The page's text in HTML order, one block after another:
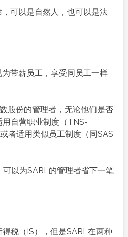
可以是自然人，也可以是法
带薪员工，享受同员工一样
股份的管理者，无论他们是否
自营职业制度（TNS-
者适用类似员工制度（同SAS
以为SARL的管理者省下一笔
税（IS），但是SARL在两种